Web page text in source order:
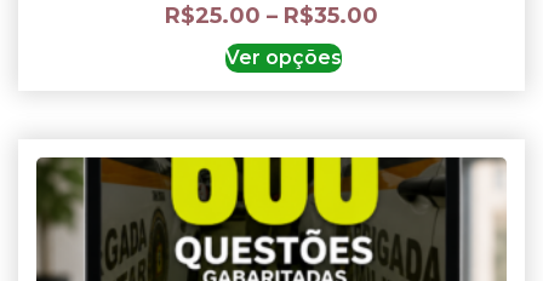
R$25.00 – R$35.00
Ver opções